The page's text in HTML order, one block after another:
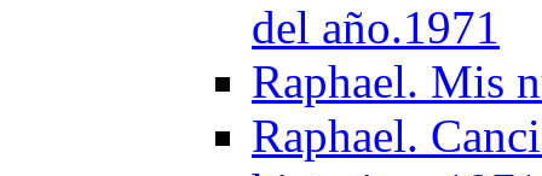
del año.1971
Raphael. Mis
Raphael.